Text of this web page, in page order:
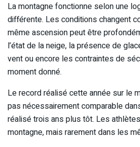
La montagne fonctionne selon une
différente. Les conditions changent
même ascension peut être
l’état de la neige, la présence de
vent ou encore les contraintes de
moment donné.
Le record réalisé cette année sur le
pas nécessairement comparable
réalisé trois ans plus tôt. Les
montagne, mais rarement dans les